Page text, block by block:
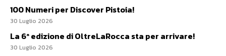
100 Numeri per Discover Pistoia!
30 Luglio 2026
La 6ª edizione di OltreLaRocca sta per arrivare!
30 Luglio 2026